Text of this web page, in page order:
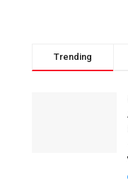
Trending